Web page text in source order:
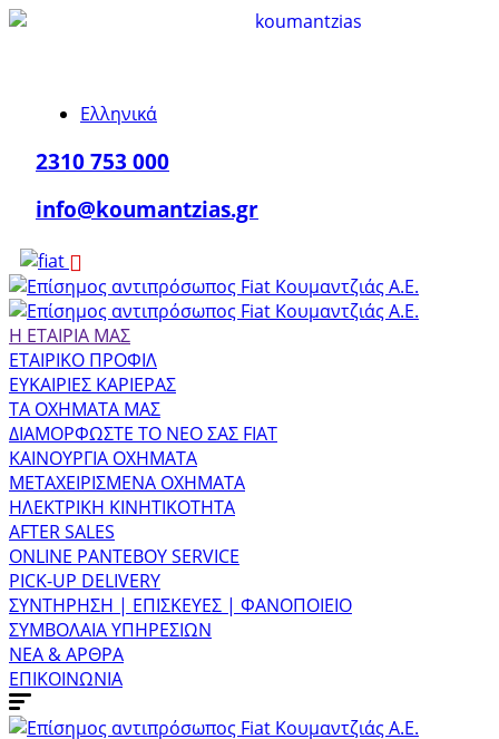
Ελληνικά
2310 753 000
info@koumantzias.gr
Η ΕΤΑΙΡΙΑ ΜΑΣ
ΕΤΑΙΡΙΚΟ ΠΡΟΦΙΛ
ΕΥΚΑΙΡΙΕΣ ΚΑΡΙΕΡΑΣ
ΤΑ ΟΧΗΜΑΤΑ ΜΑΣ
ΔΙΑΜΟΡΦΩΣΤΕ ΤΟ ΝΕΟ ΣΑΣ FIAT
ΚΑΙΝΟΥΡΓΙΑ ΟΧΗΜΑΤΑ
ΜΕΤΑΧΕΙΡΙΣΜΕΝΑ ΟΧΗΜΑΤΑ
ΗΛΕΚΤΡΙΚΗ ΚΙΝΗΤΙΚΟΤΗΤΑ
AFTER SALES
ONLINE ΡΑΝΤΕΒΟΥ SERVICE
PICK-UP DELIVERY
ΣΥΝΤΗΡΗΣΗ | ΕΠΙΣΚΕΥΕΣ | ΦΑΝΟΠΟΙΕΙΟ
ΣΥΜΒΟΛΑΙΑ ΥΠΗΡΕΣΙΩΝ
ΝΕΑ & ΑΡΘΡΑ
ΕΠΙΚΟΙΝΩΝΙΑ